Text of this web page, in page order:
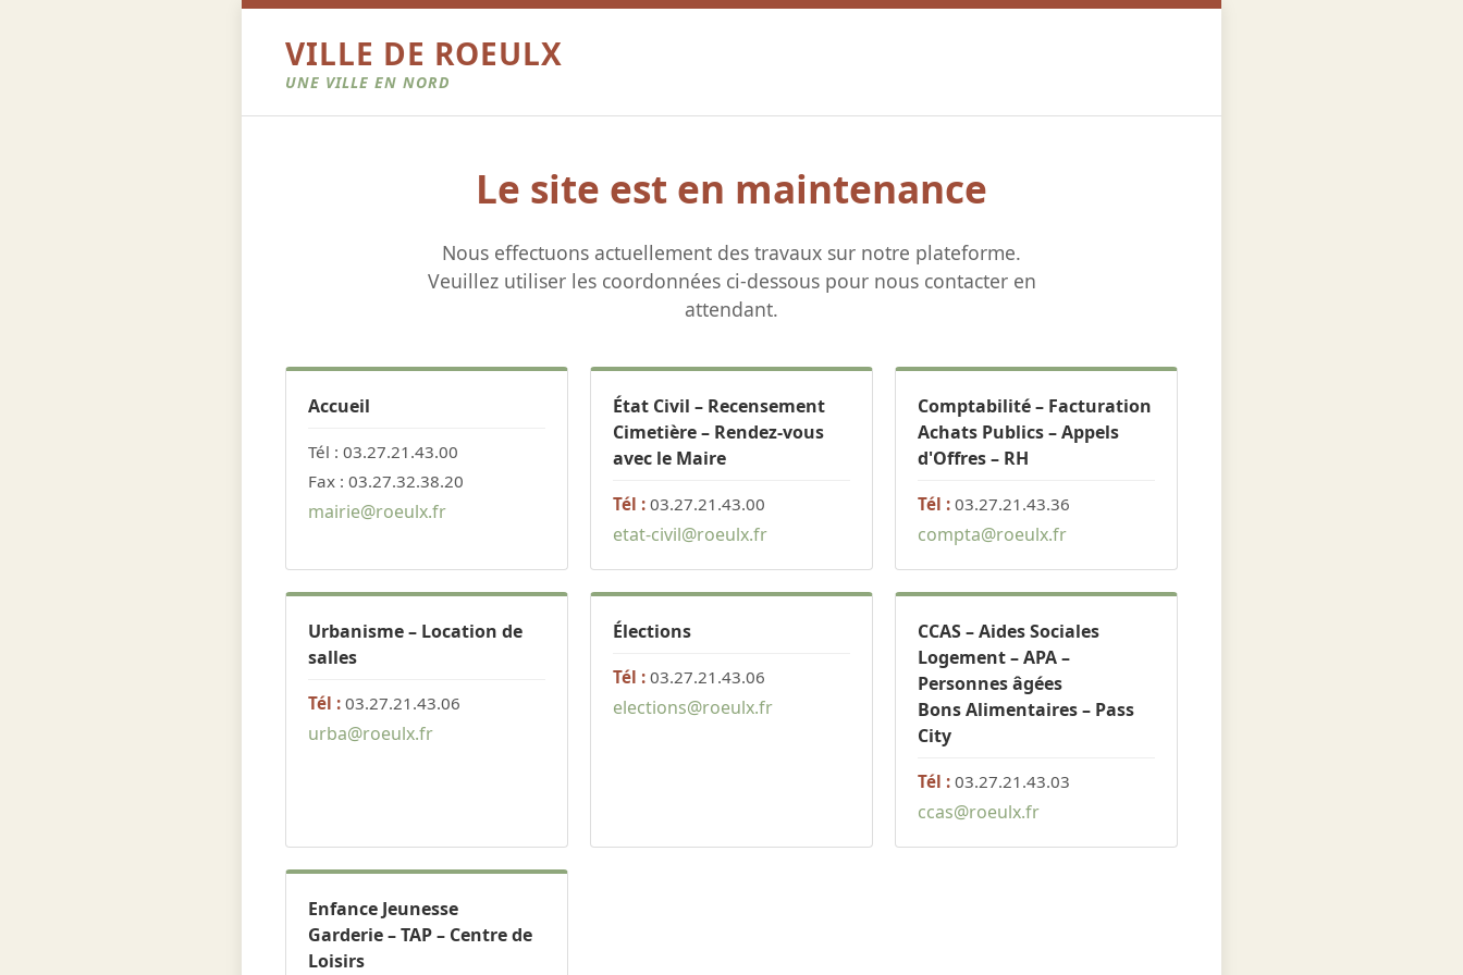
VILLE DE ROEULX
UNE VILLE EN NORD
Le site est en maintenance
Nous effectuons actuellement des travaux sur notre plateforme.
Veuillez utiliser les coordonnées ci-dessous pour nous contacter en
attendant.
Accueil
Tél : 03.27.21.43.00
Fax : 03.27.32.38.20
mairie@roeulx.fr
État Civil – Recensement
Cimetière – Rendez-vous
avec le Maire
Tél : 03.27.21.43.00
etat-civil@roeulx.fr
Comptabilité – Facturation
Achats Publics – Appels
d'Offres – RH
Tél : 03.27.21.43.36
compta@roeulx.fr
Urbanisme – Location de
salles
Tél : 03.27.21.43.06
urba@roeulx.fr
Élections
Tél : 03.27.21.43.06
elections@roeulx.fr
CCAS – Aides Sociales
Logement – APA –
Personnes âgées
Bons Alimentaires – Pass
City
Tél : 03.27.21.43.03
ccas@roeulx.fr
Enfance Jeunesse
Garderie – TAP – Centre de
Loisirs